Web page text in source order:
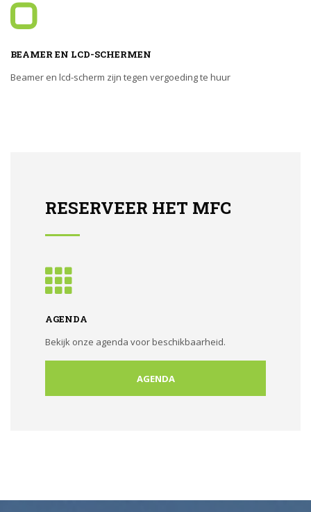
BEAMER EN LCD-SCHERMEN
Beamer en lcd-scherm zijn tegen vergoeding te huur
RESERVEER HET MFC
AGENDA
Bekijk onze agenda voor beschikbaarheid.
AGENDA